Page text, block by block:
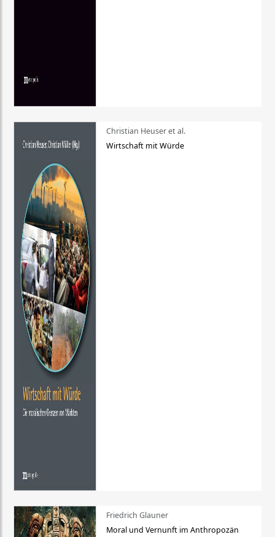
Christian Heuser et al.
Wirtschaft mit Würde
Friedrich Glauner
Moral und Vernunft im Anthropozän